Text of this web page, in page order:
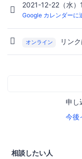
2021-12-22（水
Google カレンダーに
オンライン リン
申し
今後
相談したい人